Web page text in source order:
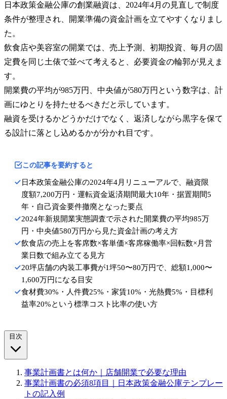
の輪郭が見えます。
日本政策金融公庫の創業融資は、2024年4月の見直しで制度
条件が整理され、開業準備の資金計画を立てやすくなりまし
た。
飲食店や美容室の開業では、売上予測、初期投資、毎月の固
定費を同じ土俵で並べて考えると、必要資金の輪郭が見えま
す。
開業費の平均が985万円、中央値が580万円という数字は、計
画にゆとりを持たせるべきだと示しています。
融資を受けるかどうかだけでなく、返済しながら黒字を保て
る設計に落とし込めるかが分かれ目です。
この記事を要約すると
日本政策金融公庫の2024年4月リニューアルで、融資限
度額7,200万円・運転資金返済期間最大10年・据置期間5
年・自己資金要件撤廃となった要点
2024年新規開業実態調査で示された開業費の平均985万
円・中央値580万円から見た資金計画の考え方
飲食店の売上を客席数×客単価×客席稼働率×回転数×月営
業日数で組み立てる見方
20坪店舗の内装工事費が1坪50〜80万円で、総額1,000〜
1,600万円になる目安
食材費30%・人件費25%・家賃10%・光熱費5%・目標利
益率20%という標準コスト比率の使い方
事業計画書とは何か｜店舗開業で必要な理由
事業計画書の必須8項目｜日本政策金融公庫テンプレー
トの記入例